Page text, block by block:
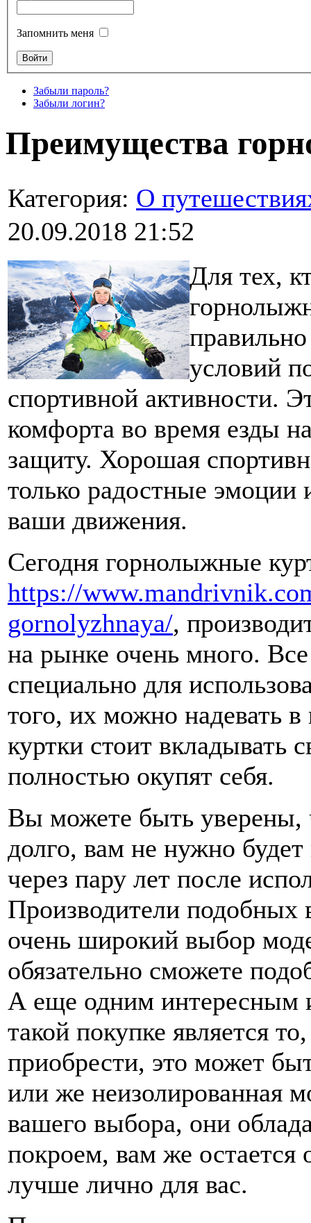
Запомнить меня
Забыли пароль?
Забыли логин?
Преимущества
Категория: О
20.09.2018 21:52
Для тех,
условий
спортивной активности.
комфорта во время езды
защиту. Хорошая
только радостные эмоции
ваши движения.
Сегодня горнолыжные
https://
gornolyzhnaya/,
на рынке очень много.
специально для
того, их можно надевать
куртки стоит вкладывать
полностью окупят себя.
Вы можете быть уверены,
долго, вам не нужно
через пару лет после
Производители подобных
очень широкий выбор
обязательно сможете
А еще одним интересным
такой покупке является
приобрести, это может
или же неизолированная
вашего выбора, они
покроем, вам же остается
лучше лично для вас.